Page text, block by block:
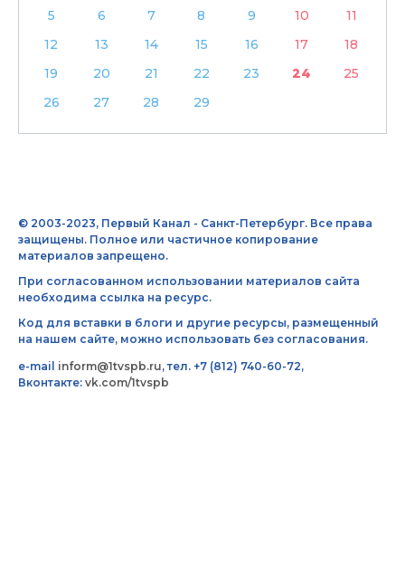
5
6 7 8 9 10
11
12
13 14 15 16 17
18
19
20 21 22 23 24
25
26
27 28 29
© 2003-2023, Первый Канал - Санкт-Петербург. Все права
защищены. Полное или частичное копирование
материалов запрещено.
При согласованном использовании материалов сайта
необходима ссылка на ресурс.
Код для вставки в блоги и другие ресурсы, размещенный
на нашем сайте, можно использовать без согласования.
e-mail inform@1tvspb.ru, тел. +7 (812) 740-60-72,
Вконтакте: vk.com/1tvspb